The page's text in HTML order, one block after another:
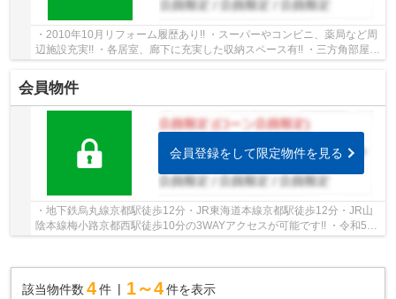
・2010年10月リフォーム履歴あり!! ・スーパーやコンビニ、薬局など周
辺施設充実!! ・各居室、廊下に充実した収納スペース有!! ・三方角部屋で
開口部が多い為昼は明るく、風通し良好で...
会員物件
会員登録をして限定物件を見る
・地下鉄烏丸線京都駅徒歩12分・JR東海道本線京都駅徒歩12分・JR山
陰本線梅小路京都西駅徒歩10分の3WAYアクセスが可能です!! ・令和5年
10月リフォーム済!! ・南東角住戸につき陽当り良...
該当物件数 4件 1～4 件を表示